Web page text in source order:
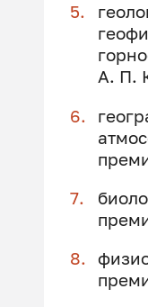
А. П.